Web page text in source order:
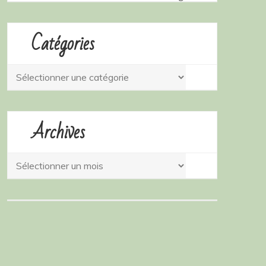
Catégories
Catégories
Archives
Archives